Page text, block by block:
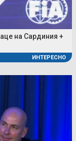
на Сардиния +
ИНТЕРЕСНО